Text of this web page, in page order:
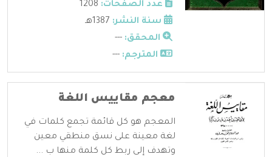
عدد الصفحات:
سنة النشر:
المحقق: ---
المترجم: ---
معجم مقاييس اللغة
المعجم هو كل قائمة تجمع كلمات في
لغة معينة على نسق منطقي معين
وتهدف إلى ربط كل كلمة منها ب ...